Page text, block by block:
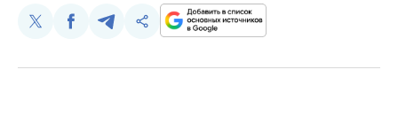
Поделиться
Twitter
Поделиться
Facebook
Поделиться
Telegram
Скопируйте
поделитесь